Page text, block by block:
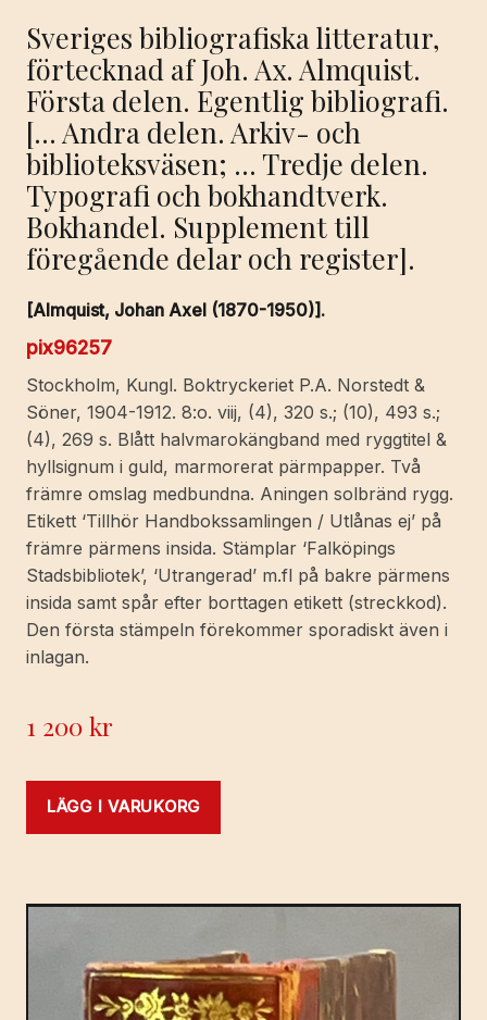
Sveriges bibliografiska litteratur,
förtecknad af Joh. Ax. Almquist.
Första delen. Egentlig bibliografi.
[… Andra delen. Arkiv- och
biblioteksväsen; … Tredje delen.
Typografi och bokhandtverk.
Bokhandel. Supplement till
föregående delar och register].
[Almquist, Johan Axel (1870-1950)].
pix96257
Stockholm, Kungl. Boktryckeriet P.A. Norstedt &
Söner, 1904-1912. 8:o. viij, (4), 320 s.; (10), 493 s.;
(4), 269 s. Blått halvmarokängband med ryggtitel &
hyllsignum i guld, marmorerat pärmpapper. Två
främre omslag medbundna. Aningen solbränd rygg.
Etikett ‘Tillhör Handbokssamlingen / Utlånas ej’ på
främre pärmens insida. Stämplar ‘Falköpings
Stadsbibliotek’, ‘Utrangerad’ m.fl på bakre pärmens
insida samt spår efter borttagen etikett (streckkod).
Den första stämpeln förekommer sporadiskt även i
inlagan.
1 200kr
LÄGG I VARUKORG